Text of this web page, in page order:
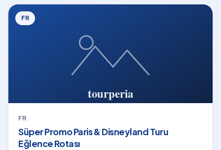
FR
FR
Süper Promo Paris & Disneyland Turu
Eğlence Rotası